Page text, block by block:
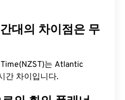
대의 차이점은 무
는 Atlantic
간 차이입니다.